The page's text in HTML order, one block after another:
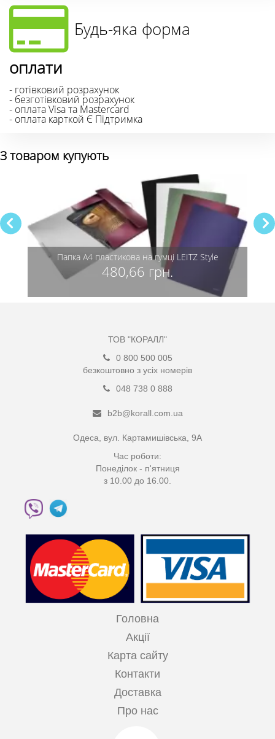
Будь-яка форма
оплати
- готівковий розрахунок
- безготівковий розрахунок
- оплата Visa та Mastercard
- оплата карткой Є Підтримка
З товаром купують
Папка А4 пластикова на гумці LEITZ Style
480,66 грн.
ТОВ "КОРАЛЛ"
0 800 500 005
безкоштовно з усіх номерів
048 738 0 888
b2b@korall.com.ua
Одеса, вул. Картамишівська, 9А
Час роботи:
Понеділок - п'ятниця
з 10.00 до 16.00.
Головна
Акції
Карта сайту
Контакти
Доставка
Про нас